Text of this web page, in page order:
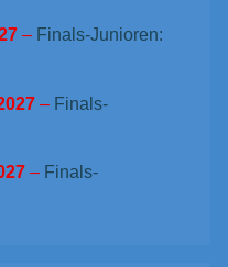
– Finals-Junioren:
– Finals-
– Finals-